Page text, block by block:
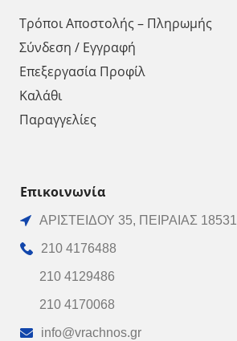
Τρόποι Αποστολής – Πληρωμής
Σύνδεση / Εγγραφή
Επεξεργασία Προφίλ
Καλάθι
Παραγγελίες
Επικοινωνία
ΑΡΙΣΤΕΙΔΟΥ 35, ΠΕΙΡΑΙΑΣ 18531
210 4176488
210 4129486
210 4170068
info@vrachnos.gr